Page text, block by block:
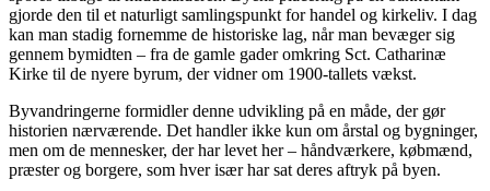
gjorde den til et naturligt samlingspunkt for handel og kirkeliv. I dag
kan man stadig fornemme de historiske lag, når man bevæger sig
gennem bymidten – fra de gamle gader omkring Sct. Catharinæ
Kirke til de nyere byrum, der vidner om 1900-tallets vækst.
Byvandringerne formidler denne udvikling på en måde, der gør
historien nærværende. Det handler ikke kun om årstal og bygninger,
men om de mennesker, der har levet her – håndværkere, købmænd,
præster og borgere, som hver især har sat deres aftryk på byen.